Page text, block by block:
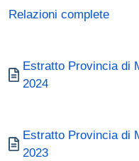
Relazioni complete
Documento
Estratto Provincia di
2024
Documento
Estratto Provincia di
2023